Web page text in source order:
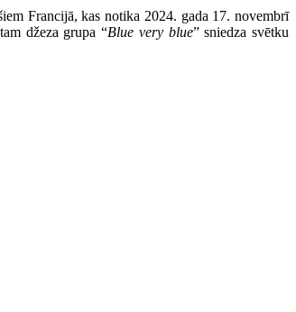
Francijā, kas notika 2024. gada 17. novembrī
džeza grupa “Blue very blue” sniedza svētku